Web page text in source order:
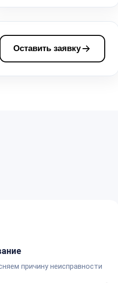
Оставить заявку
причину неисправности